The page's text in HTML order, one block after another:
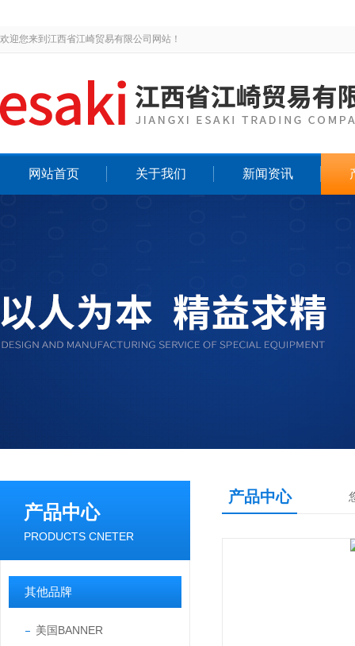
欢迎您来到江西省江崎贸易有限公司网站！
网站首页 关于我们 新闻资讯
产品中心
PRODUCTS CNETER
其他品牌
美国BANNER
产品中心